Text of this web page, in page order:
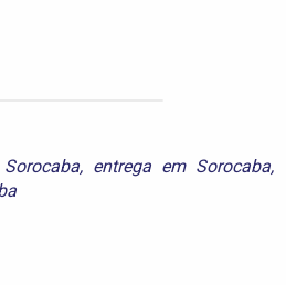
, entrega em Sorocaba,